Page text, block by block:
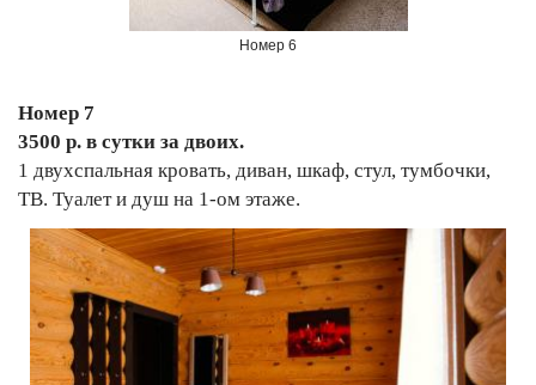
Номер 6
Номер 7
3500 р. в сутки за двоих.
1 двухспальная кровать, диван, шкаф, стул, тумбочки,
ТВ. Туалет и душ на 1-ом этаже.